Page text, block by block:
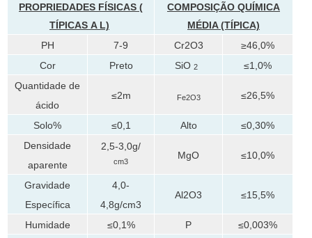
PROPRIEDADES FÍSICAS (
TÍPICAS A L)
COMPOSIÇÃO QUÍMICA
MÉDIA (TÍPICA)
PH
7-9 Cr2O3
≥46,0%
Cor
Preto SiO 2
≤1,0%
Quantidade de
ácido
≤2m Fe2O3 ≤26,5%
Solo% ≤0,1 Alto
≤0,30%
Densidade
aparente
2,5-3,0g/
cm3
MgO ≤10,0%
Gravidade
Específica
4,0-
4,8g/cm3
Al2O3 ≤15,5%
Humidade ≤0,1% P
≤0,003%